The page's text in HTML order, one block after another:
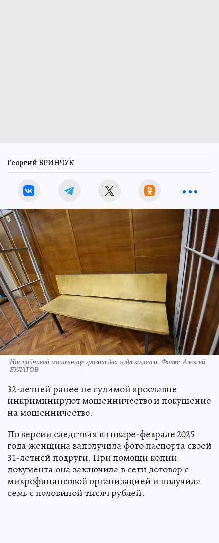
Георгий БРИНЧУК
Настойчивой мошеннице грозит два года колонии. Фото: Алексей
БУЛАТОВ
32-летней ранее не судимой ярославне
инкриминируют мошенничество и покушение
на мошенничество.
По версии следствия в январе-феврале 2025
года женщина заполучила фото паспорта своей
31-летней подруги. При помощи копии
документа она заключила в сети договор с
микрофинансовой организацией и получила
семь с половиной тысяч рублей.